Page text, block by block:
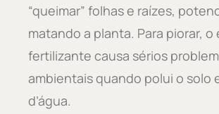
“queimar” folhas e raízes,
matando a planta. Para piorar, o
fertilizante causa sérios
ambientais quando polui o solo
d’água.